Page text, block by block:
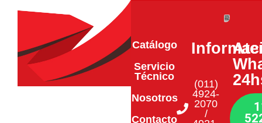
Catálogo
Servicio
Técnico
Nosotros
Contacto
(011)
4924-
2070
/